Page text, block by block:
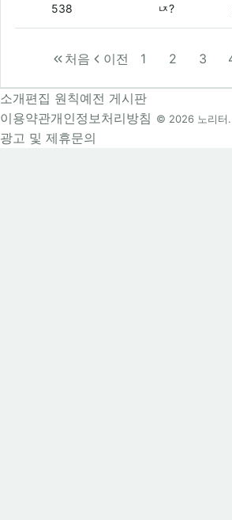
538 뽐뿌 홈페이지 주
ㄵ?
처음 이전 1 2 3
소개편집 원칙예전 게시판
이용약관개인정보처리방침
광고 및 제휴문의
© 2026 노리터